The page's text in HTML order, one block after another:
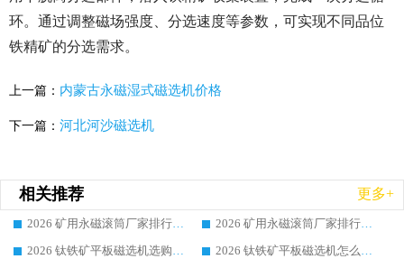
环。通过调整磁场强度、分选速度等参数，可实现不同品位
铁精矿的分选需求。
上一篇： 内蒙古永磁湿式磁选机价格
下一篇： 河北河沙磁选机
相关推荐 更多+
2026 矿用永磁滚筒厂家排行榜选购干货指南 行业口碑标杆华体会手机网页版-华体会(中国) 实力出众
2026 矿用永磁滚筒厂家排行榜选购指南，行业口碑领域强者华体会手机网页版-华体会(中国)
2026 钛铁矿平板磁选机选购全攻略 市场公认优质品牌厂家实力排行榜
2026 钛铁矿平板磁选机怎么选 靠谱生产企业实力排行榜选购参考攻略